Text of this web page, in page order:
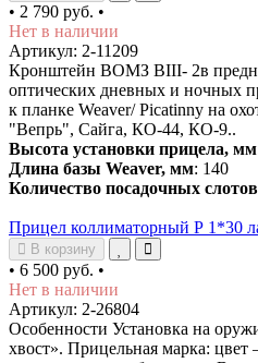
• 2 790 руб. •
Нет в наличии
Артикул: 2-11209
Кронштейн ВОМЗ ВIII- 2в
оптических дневных и ночных
к планке Weaver/ Picatinny на
"Вепрь", Сайга, КО-44, КО-9..
Высота установки прицела, мм
Длина базы Weaver, мм: 140
Количество посадочных
Прицел коллиматорный Р 1*30
В корзину
• 6 500 руб. •
Нет в наличии
Артикул: 2-26804
Особенности Установка на
хвост». Прицельная марка: